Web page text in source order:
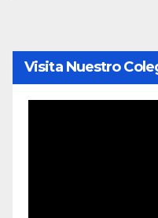
Visita Nuestro